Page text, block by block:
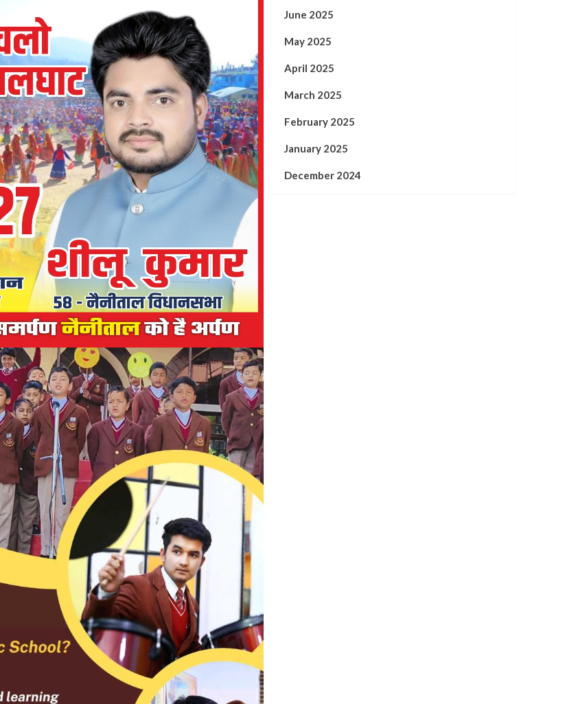
June 2025
May 2025
April 2025
March 2025
February 2025
January 2025
December 2024